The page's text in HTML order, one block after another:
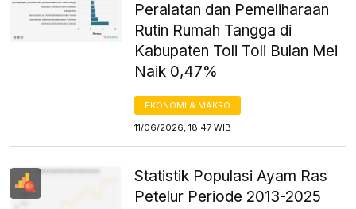
Peralatan dan Pemeliharaan
Rutin Rumah Tangga di
Kabupaten Toli Toli Bulan Mei
Naik 0,47%
EKONOMI & MAKRO
11/06/2026, 18:47 WIB
Statistik Populasi Ayam Ras
Petelur Periode 2013-2025